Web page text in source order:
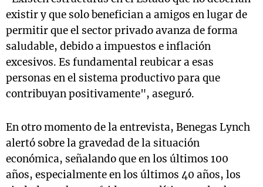
existir y que solo benefician a amigos en lugar de
permitir que el sector privado avanza de forma
saludable, debido a impuestos e inflación
excesivos. Es fundamental reubicar a esas
personas en el sistema productivo para que
contribuyan positivamente", aseguró.
En otro momento de la entrevista, Benegas Lynch
alertó sobre la gravedad de la situación
económica, señalando que en los últimos 100
años, especialmente en los últimos 40 años, los